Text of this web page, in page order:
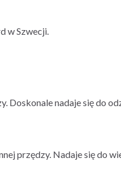
w Szwecji.
Doskonale nadaje się do
przędzy. Nadaje się do